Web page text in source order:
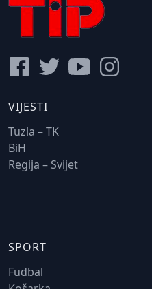
VIJESTI
Tuzla – TK
BiH
Regija – Svijet
SPORT
Fudbal